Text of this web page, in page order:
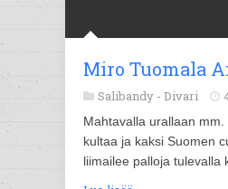
Miro Tuomala
Salibandy - Divari
Mahtavalla urallaan
kultaa ja kaksi Suomen
liimailee palloja tulevalla